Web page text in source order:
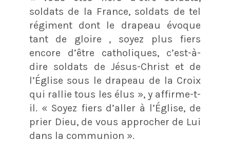
soldats de la France, soldats de tel
régiment dont le drapeau évoque
tant de gloire , soyez plus fiers
encore d’être catholiques, c’est-à-
dire soldats de Jésus-Christ et de
l’Église sous le drapeau de la Croix
qui rallie tous les élus », y affirme-t-
il. « Soyez fiers d’aller à l’Église, de
prier Dieu, de vous approcher de Lui
dans la communion ».